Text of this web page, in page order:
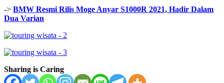
-> BMW Resmi Rilis Moge Anyar S1000R 2021, Hadir Dalam
Dua Varian
Sharing is Caring